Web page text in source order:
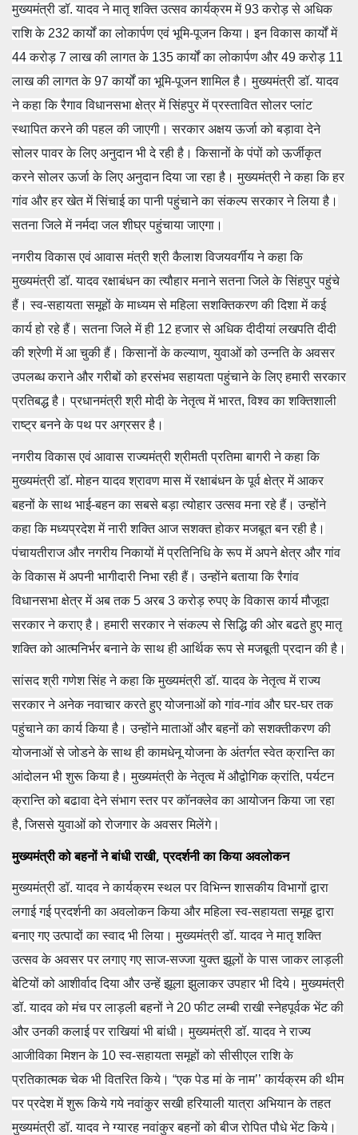
मुख्यमंत्री डॉ. यादव ने मातृ शक्ति उत्सव कार्यक्रम में 93 करोड़ से अधिक
राशि के 232 कार्यों का लोकार्पण एवं भूमि-पूजन किया। इन विकास कार्यों में
44 करोड़ 7 लाख की लागत के 135 कार्यों का लोकार्पण और 49 करोड़ 11
लाख की लागत के 97 कार्यों का भूमि-पूजन शामिल है। मुख्यमंत्री डॉ. यादव
ने कहा कि रैगाव विधानसभा क्षेत्र में सिंहपुर में प्रस्तावित सोलर प्लांट
स्थापित करने की पहल की जाएगी। सरकार अक्षय ऊर्जा को बड़ावा देने
सोलर पावर के लिए अनुदान भी दे रही है। किसानों के पंपों को ऊर्जीकृत
करने सोलर ऊर्जा के लिए अनुदान दिया जा रहा है। मुख्यमंत्री ने कहा कि हर
गांव और हर खेत में सिंचाई का पानी पहुंचाने का संकल्प सरकार ने लिया है।
सतना जिले में नर्मदा जल शीघ्र पहुंचाया जाएगा।
नगरीय विकास एवं आवास मंत्री श्री कैलाश विजयवर्गीय ने कहा कि
मुख्यमंत्री डॉ. यादव रक्षाबंधन का त्यौहार मनाने सतना जिले के सिंहपुर पहुंचे
हैं। स्व-सहायता समूहों के माध्यम से महिला सशक्तिकरण की दिशा में कई
कार्य हो रहे हैं। सतना जिले में ही 12 हजार से अधिक दीदीयां लखपति दीदी
की श्रेणी में आ चुकी हैं। किसानों के कल्याण, युवाओं को उन्नति के अवसर
उपलब्ध कराने और गरीबों को हरसंभव सहायता पहुंचाने के लिए हमारी सरकार
प्रतिबद्ध है। प्रधानमंत्री श्री मोदी के नेतृत्व में भारत, विश्व का शक्तिशाली
राष्ट्र बनने के पथ पर अग्रसर है।
नगरीय विकास एवं आवास राज्यमंत्री श्रीमती प्रतिमा बागरी ने कहा कि
मुख्यमंत्री डॉ. मोहन यादव श्रावण मास में रक्षाबंधन के पूर्व क्षेत्र में आकर
बहनों के साथ भाई-बहन का सबसे बड़ा त्योहार उत्सव मना रहे हैं। उन्होंने
कहा कि मध्यप्रदेश में नारी शक्ति आज सशक्त होकर मजबूत बन रही है।
पंचायतीराज और नगरीय निकायों में प्रतिनिधि के रूप में अपने क्षेत्र और गांव
के विकास में अपनी भागीदारी निभा रही हैं। उन्होंने बताया कि रैगांव
विधानसभा क्षेत्र में अब तक 5 अरब 3 करोड़ रुपए के विकास कार्य मौजूदा
सरकार ने कराए है। हमारी सरकार ने संकल्प से सिद्धि की ओर बढते हुए मातृ
शक्ति को आत्मनिर्भर बनाने के साथ ही आर्थिक रूप से मजबूती प्रदान की है।
सांसद श्री गणेश सिंह ने कहा कि मुख्यमंत्री डॉ. यादव के नेतृत्व में राज्य
सरकार ने अनेक नवाचार करते हुए योजनाओं को गांव-गांव और घर-घर तक
पहुंचाने का कार्य किया है। उन्होंने माताओं और बहनों को सशक्तीकरण की
योजनाओं से जोडने के साथ ही कामधेनू योजना के अंतर्गत स्वेत क्रान्ति का
आंदोलन भी शुरू किया है। मुख्यमंत्री के नेतृत्व में औद्वोगिक क्रांति, पर्यटन
क्रान्ति को बढावा देने संभाग स्तर पर कॉनक्लेव का आयोजन किया जा रहा
है, जिससे युवाओं को रोजगार के अवसर मिलेंगे।
मुख्यमंत्री को बहनों ने बांधी राखी, प्रदर्शनी का किया अवलोकन
मुख्यमंत्री डॉ. यादव ने कार्यक्रम स्थल पर विभिन्न शासकीय विभागों द्वारा
लगाई गई प्रदर्शनी का अवलोकन किया और महिला स्व-सहायता समूह द्वारा
बनाए गए उत्पादों का स्वाद भी लिया। मुख्यमंत्री डॉ. यादव ने मातृ शक्ति
उत्सव के अवसर परलगाए गए साज-सज्जा युक्त झूलों के पास जाकर लाड़ली
बेटियों को आशीर्वाद दिया और उन्हें झूला झुलाकर उपहार भी दिये। मुख्यमंत्री
डॉ. यादव को मंच पर लाड़ली बहनों ने 20 फीट लम्बी राखी स्नेहपूर्वक भेंट की
और उनकी कलाई पर राखियां भी बांधी। मुख्यमंत्री डॉ. यादव ने राज्य
आजीविका मिशन के 10 स्व-सहायता समूहों को सीसीएल राशि के
प्रतिकात्मक चेक भी वितरित किये। “एक पेड मां के नाम’’ कार्यक्रम की थीम
पर प्रदेश में शुरू किये गये नवांकुर सखी हरियाली यात्रा अभियान के तहत
मुख्यमंत्री डॉ. यादव ने ग्यारह नवांकुर बहनों को बीज रोपित पौधे भेंट किये।